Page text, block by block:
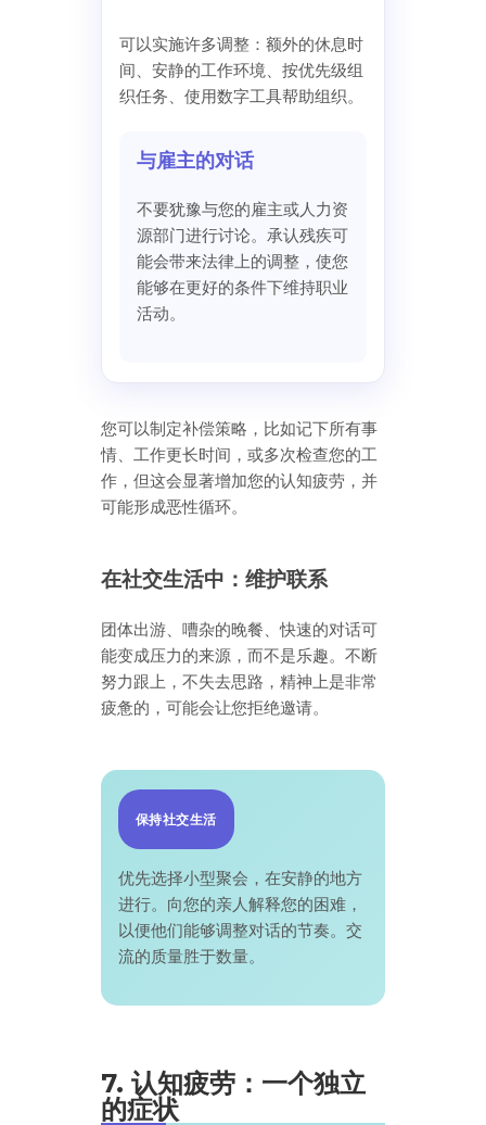
可以实施许多调整：额外的休息时
间、安静的工作环境、按优先级组
织任务、使用数字工具帮助组织。
与雇主的对话
不要犹豫与您的雇主或人力资
源部门进行讨论。承认残疾可
能会带来法律上的调整，使您
能够在更好的条件下维持职业
活动。
您可以制定补偿策略，比如记下所有事
情、工作更长时间，或多次检查您的工
作，但这会显著增加您的认知疲劳，并
可能形成恶性循环。
在社交生活中：维护联系
团体出游、嘈杂的晚餐、快速的对话可
能变成压力的来源，而不是乐趣。不断
努力跟上，不失去思路，精神上是非常
疲惫的，可能会让您拒绝邀请。
保持社交生活
优先选择小型聚会，在安静的地方
进行。向您的亲人解释您的困难，
以便他们能够调整对话的节奏。交
流的质量胜于数量。
7. 认知疲劳：一个独立
的症状